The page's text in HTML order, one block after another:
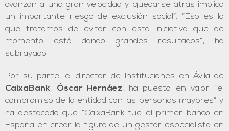
avanzan a una gran velocidad y quedarse atrás implica
un importante riesgo de exclusión social”. “Eso es lo
que tratamos de evitar con esta iniciativa que de
momento está dando grandes resultados”, ha
subrayado.
Por su parte, el director de Instituciones en Ávila de
CaixaBank, Óscar Hernáez, ha puesto en valor “el
compromiso de la entidad con las personas mayores” y
ha destacado que “CaixaBank fue el primer banco en
España en crear la figura de un gestor especialista en